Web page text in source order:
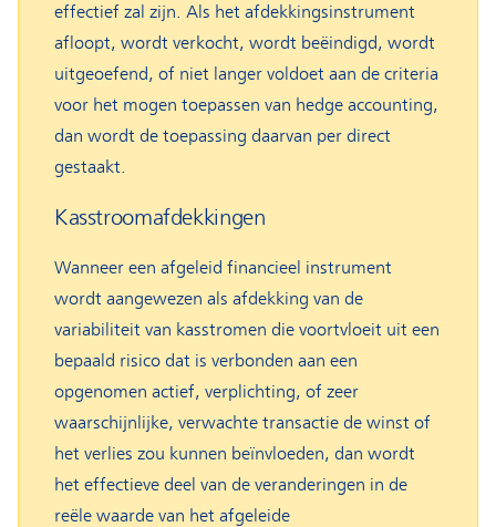
effectief zal zijn. Als het afdekkingsinstrument
afloopt, wordt verkocht, wordt beëindigd, wordt
uitgeoefend, of niet langer voldoet aan de criteria
voor het mogen toepassen van hedge accounting,
dan wordt de toepassing daarvan per direct
gestaakt.
Kasstroomafdekkingen
Wanneer een afgeleid financieel instrument
wordt aangewezen als afdekking van de
variabiliteit van kasstromen die voortvloeit uit een
bepaald risico dat is verbonden aan een
opgenomen actief, verplichting, of zeer
waarschijnlijke, verwachte transactie de winst of
het verlies zou kunnen beïnvloeden, dan wordt
het effectieve deel van de veranderingen in de
reële waarde van het afgeleide